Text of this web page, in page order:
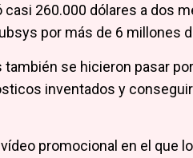
casi 260.000 dólares a dos
por más de 6 millones
se hicieron pasar
inventados y
promocional en el que